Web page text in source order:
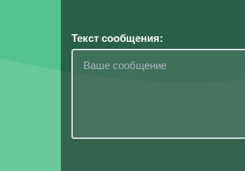
Текст сообщения: